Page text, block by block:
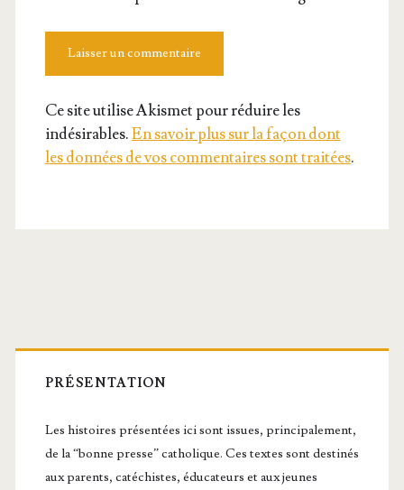
Ce site utilise Akismet pour réduire les
indésirables.En savoir plus sur la façon dont
les données de vos commentaires sont traitées.
Barre
latérale
principale
PRÉSENTATION
Les histoires présentées ici sont issues, principalement,
de la “bonne presse” catholique. Ces textes sont destinés
aux parents, catéchistes, éducateurs et aux jeunes